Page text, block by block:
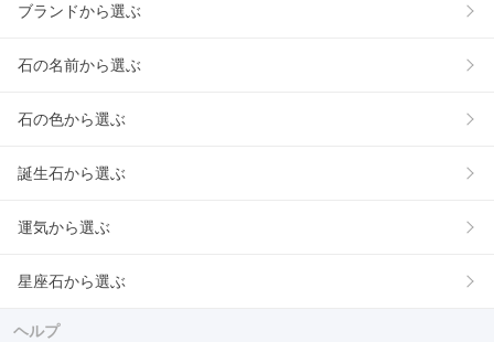
ブランドから選ぶ
石の名前から選ぶ
石の色から選ぶ
誕生石から選ぶ
運気から選ぶ
星座石から選ぶ
ヘルプ